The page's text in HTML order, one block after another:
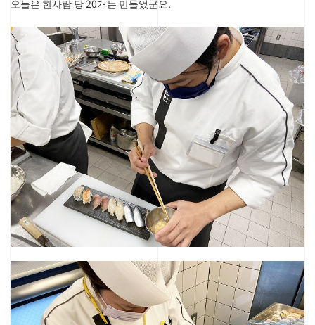
오늘은 한사람 당 20개는 만들었군요.